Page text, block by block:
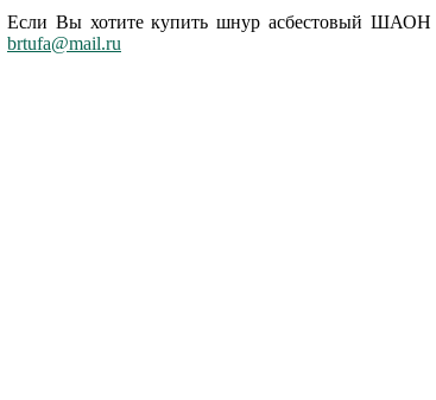
Если Вы хотите купить шнур асбестовый
brtufa@mail.ru